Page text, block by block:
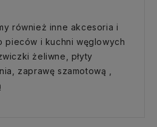
również inne akcesoria i
pieców i kuchni węglowych
żeliwne, płyty
zaprawę szamotową ,